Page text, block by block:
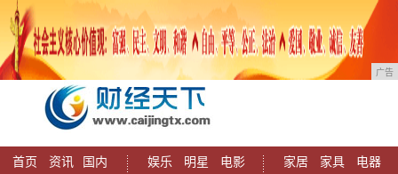
广告
首页 资讯
国内
娱乐 明星
电影
家居 家具
电器